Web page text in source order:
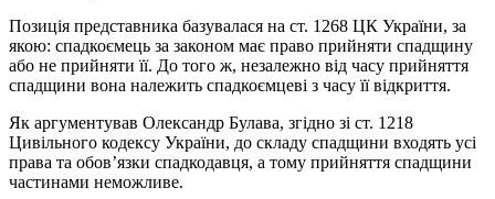
Позиція представника базувалася на ст. 1268 ЦК України, за
якою: спадкоємець за законом має право прийняти спадщину
або не прийняти її. До того ж, незалежно від часу прийняття
спадщини вона належить спадкоємцеві з часу її відкриття.
Як аргументував Олександр Булава, згідно зі ст. 1218
Цивільного кодексу України, до складу спадщини входять усі
права та обов’язки спадкодавця, а тому прийняття спадщини
частинами неможливе.